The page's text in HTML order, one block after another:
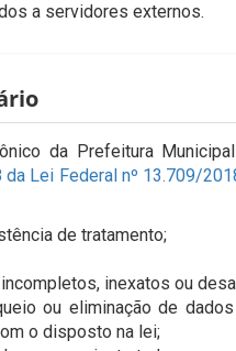
a servidores externos.
da Prefeitura
da Lei Federal nº 13.709/
de tratamento;
inexatos ou
ou eliminação de
o disposto na lei;